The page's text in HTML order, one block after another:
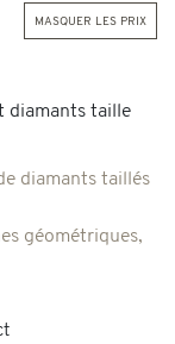
masquer les prix
diamants taille
diamants taillés
géométriques,